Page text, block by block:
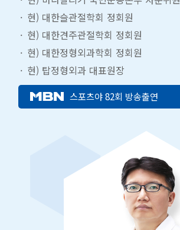
현) 대한슬관절학회 정회원
현) 대한견주관절학회 정회원
현) 대한정형외과학회 정회원
현) 탑정형외과 대표원장
스포츠야 82회 방송출연